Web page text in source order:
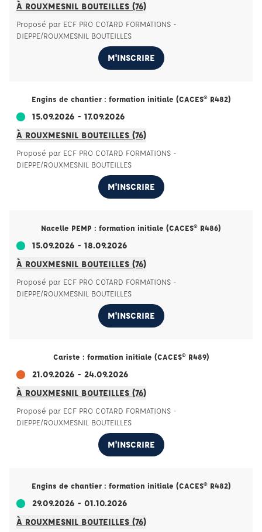
À ROUXMESNIL BOUTEILLES (76)
Proposé par ECF PRO COTARD FORMATIONS -
DIEPPE/ROUXMESNIL BOUTEILLES
M'INSCRIRE
Engins de chantier : formation initiale (CACES® R482)
15.09.2026 - 17.09.2026
À ROUXMESNIL BOUTEILLES (76)
Proposé par ECF PRO COTARD FORMATIONS -
DIEPPE/ROUXMESNIL BOUTEILLES
M'INSCRIRE
Nacelle PEMP : formation initiale (CACES® R486)
15.09.2026 - 18.09.2026
À ROUXMESNIL BOUTEILLES (76)
Proposé par ECF PRO COTARD FORMATIONS -
DIEPPE/ROUXMESNIL BOUTEILLES
M'INSCRIRE
Cariste : formation initiale (CACES® R489)
21.09.2026 - 24.09.2026
À ROUXMESNIL BOUTEILLES (76)
Proposé par ECF PRO COTARD FORMATIONS -
DIEPPE/ROUXMESNIL BOUTEILLES
M'INSCRIRE
Engins de chantier : formation initiale (CACES® R482)
29.09.2026 - 01.10.2026
À ROUXMESNIL BOUTEILLES (76)